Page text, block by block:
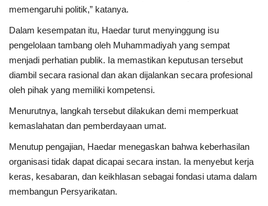
memengaruhi politik,” katanya.
Dalam kesempatan itu, Haedar turut menyinggung isu
pengelolaan tambang oleh Muhammadiyah yang sempat
menjadi perhatian publik. Ia memastikan keputusan tersebut
diambil secara rasional dan akan dijalankan secara profesional
oleh pihak yang memiliki kompetensi.
Menurutnya, langkah tersebut dilakukan demi memperkuat
kemaslahatan dan pemberdayaan umat.
Menutup pengajian, Haedar menegaskan bahwa keberhasilan
organisasi tidak dapat dicapai secara instan. Ia menyebut kerja
keras, kesabaran, dan keikhlasan sebagai fondasi utama dalam
membangun Persyarikatan.